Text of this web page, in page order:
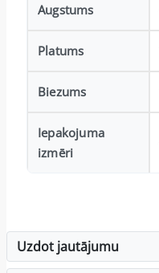
Augstums
Platums
Biezums
Iepakojuma
izmēri
Uzdot jautājumu